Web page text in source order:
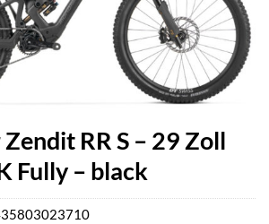
RR S – 29 Zoll
Fully – black